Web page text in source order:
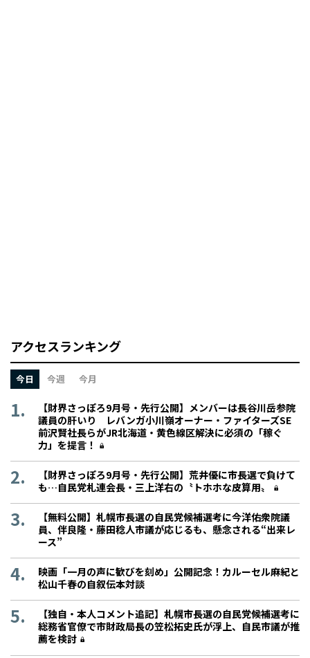
アクセスランキング
今日 今週 今月
【財界さっぽろ9月号・先行公開】メンバーは長谷川岳参院
議員の肝いり レバンガ小川嶺オーナー・ファイターズSE
前沢賢社長らがJR北海道・黄色線区解決に必須の「稼ぐ
力」を提言！
【財界さっぽろ9月号・先行公開】荒井優に市長選で負けて
も…自民党札連会長・三上洋右の〝トホホな皮算用〟
【無料公開】札幌市長選の自民党候補選考に今洋佑衆院議
員、伴良隆・藤田稔人市議が応じるも、懸念される“出来レ
ース”
映画「一月の声に歓びを刻め」公開記念！カルーセル麻紀と
松山千春の自叙伝本対談
【独自・本人コメント追記】札幌市長選の自民党候補選考に
総務省官僚で市財政局長の笠松拓史氏が浮上、自民市議が推
薦を検討